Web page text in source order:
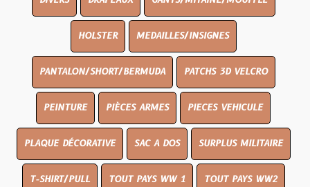
HOLSTER MEDAILLES/INSIGNES
PANTALON/SHORT/BERMUDA PATCHS 3D VELCRO
PEINTURE PIÈCES ARMES PIECES VEHICULE
PLAQUE DÉCORATIVE SAC A DOS SURPLUS MILITAIRE
T-SHIRT/PULL TOUT PAYS WW 1 TOUT PAYS WW2